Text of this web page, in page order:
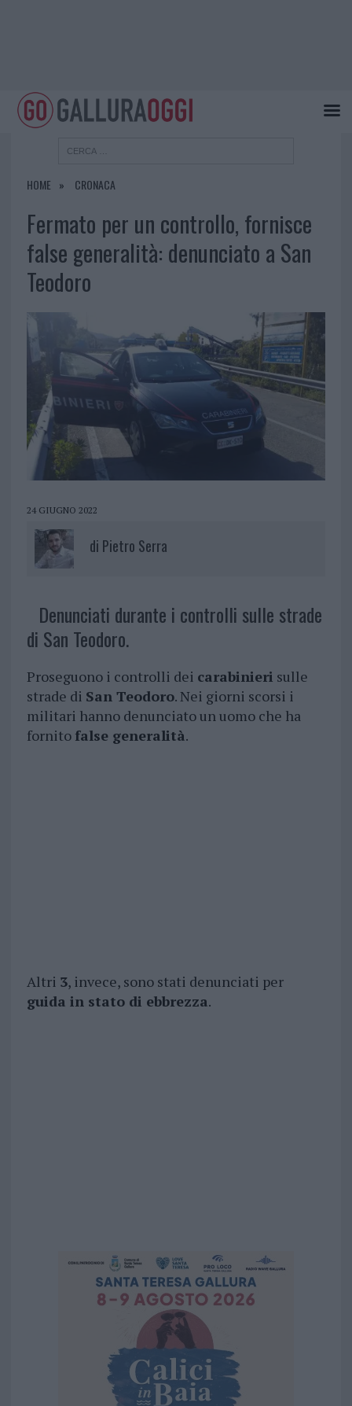
HOME CRONACA
Fermato per un controllo, fornisce
false generalità: denunciato a San
Teodoro
24 GIUGNO 2022
di Pietro Serra
Denunciati durante i controlli sulle strade
di San Teodoro.
Proseguono i controlli dei carabinieri sulle
strade di San Teodoro. Nei giorni scorsi i
militari hanno denunciato un uomo che ha
fornito false generalità.
Altri 3, invece, sono stati denunciati per
guida in stato di ebbrezza.